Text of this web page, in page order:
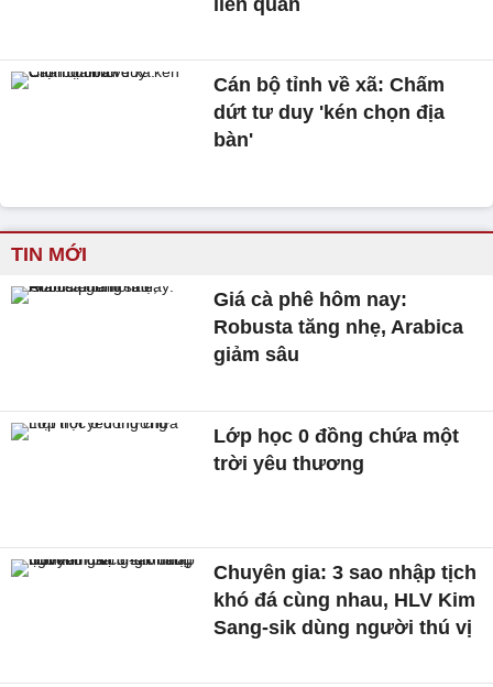
Cán bộ tỉnh về xã: Chấm
dứt tư duy 'kén chọn địa
bàn'
TIN MỚI
Giá cà phê hôm nay:
Robusta tăng nhẹ, Arabica
giảm sâu
Lớp học 0 đồng chứa một
trời yêu thương
Chuyên gia: 3 sao nhập tịch
khó đá cùng nhau, HLV Kim
Sang-sik dùng người thú vị